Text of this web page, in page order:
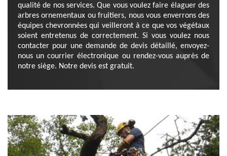
qualité de nos services. Que vous voulez faire élaguer des
arbres ornementaux ou fruitiers, nous vous enverrons des
équipes chevronnées qui veilleront à ce que vos végétaux
soient entretenus de correctement. Si vous voulez nous
contacter pour une demande de devis détaillé, envoyez-
nous un courrier électronique ou rendez-vous auprès de
notre siège. Notre devis est gratuit.